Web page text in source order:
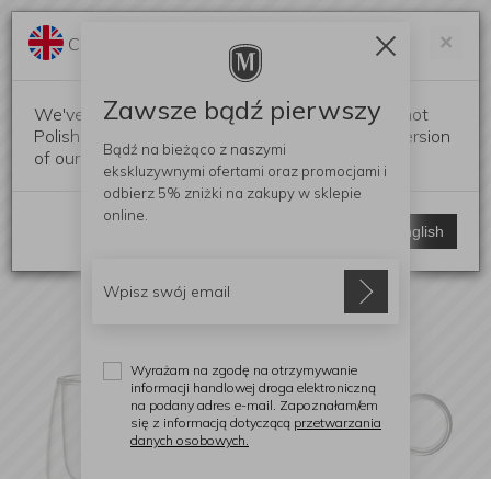
×
Change language?
We've detected that your browser language is not
Polish. Would you like to switch to the English version
of our website?
Switch to English
Zawsze bądź pierwszy
Bądź na bieżąco z naszymi
ekskluzywnymi ofertami oraz promocjami i
odbierz 5% zniżki na zakupy w sklepie
online.
Wyrażam na zgodę na otrzymywanie
informacji handlowej droga elektroniczną
na podany adres e-mail. Zapoznałam/em
się z informacją dotyczącą przetwarzania
danych osobowych.